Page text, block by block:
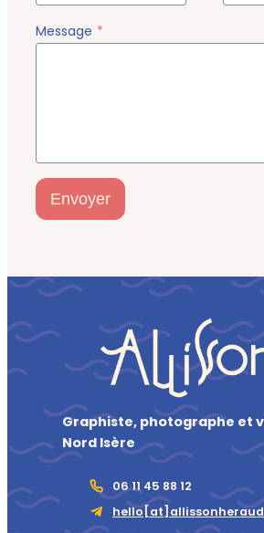
Message *
Envoyer
Graphiste, photographe et
Nord Isère
06 11 45 88 12